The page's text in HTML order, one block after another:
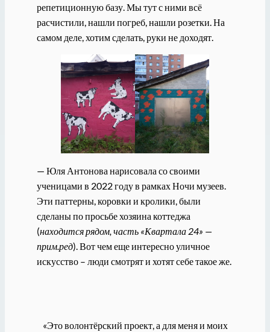
репетиционную базу. Мы тут с ними всё
расчистили, нашли погреб, нашли розетки. На
самом деле, хотим сделать, руки не доходят.
— Юля Антонова нарисовала со своими
ученицами в 2022 году в рамках Ночи музеев.
Эти паттерны, коровки и кролики, были
сделаны по просьбе хозяина коттеджа
(находится рядом, часть «Квартала 24» —
прим.ред). Вот чем еще интересно уличное
искусство – люди смотрят и хотят себе такое же.
«Это волонтёрский проект, а для меня и моих